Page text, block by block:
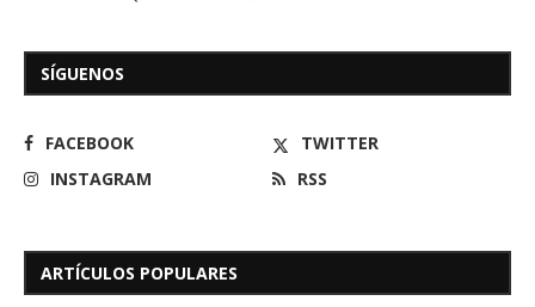
SÍGUENOS
FACEBOOK
TWITTER
INSTAGRAM
RSS
ARTÍCULOS POPULARES